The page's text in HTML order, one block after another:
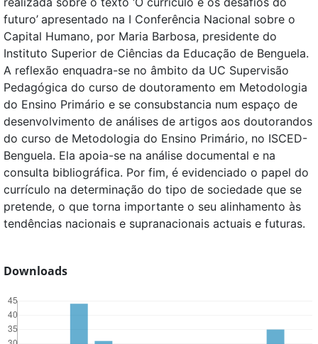
futuro’ apresentado na I Conferência Nacional sobre o
Capital Humano, por Maria Barbosa, presidente do
Instituto Superior de Ciências da Educação de Benguela.
A reflexão enquadra-se no âmbito da UC Supervisão
Pedagógica do curso de doutoramento em Metodologia
do Ensino Primário e se consubstancia num espaço de
desenvolvimento de análises de artigos aos doutorandos
do curso de Metodologia do Ensino Primário, no ISCED-
Benguela. Ela apoia-se na análise documental e na
consulta bibliográfica. Por fim, é evidenciado o papel do
currículo na determinação do tipo de sociedade que se
pretende, o que torna importante o seu alinhamento às
tendências nacionais e supranacionais actuais e futuras.
Downloads